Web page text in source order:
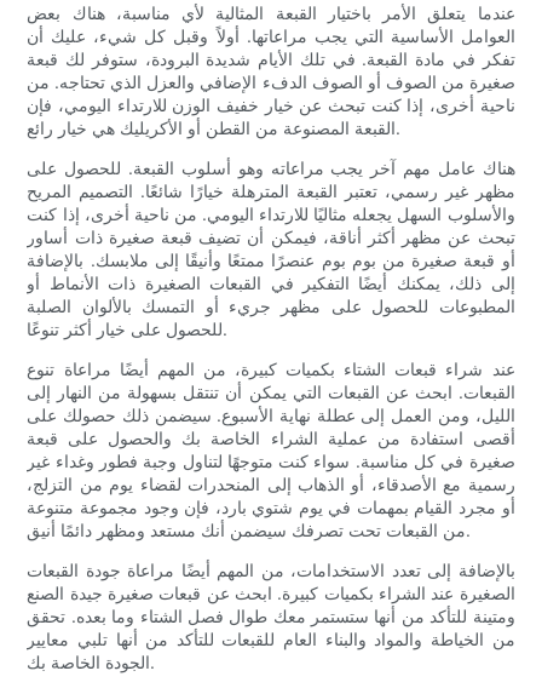
عندما يتعلق الأمر باختيار القبعة المثالية لأي مناسبة، هناك بعض
العوامل الأساسية التي يجب مراعاتها. أولاً وقبل كل شيء، عليك أن
تفكر في مادة القبعة. في تلك الأيام شديدة البرودة، ستوفر لك قبعة
صغيرة من الصوف أو الصوف الدفء الإضافي والعزل الذي تحتاجه. من
ناحية أخرى، إذا كنت تبحث عن خيار خفيف الوزن للارتداء اليومي، فإن
القبعة المصنوعة من القطن أو الأكريليك هي خيار رائع.
هناك عامل مهم آخر يجب مراعاته وهو أسلوب القبعة. للحصول على
مظهر غير رسمي، تعتبر القبعة المترهلة خيارًا شائعًا. التصميم المريح
والأسلوب السهل يجعله مثاليًا للارتداء اليومي. من ناحية أخرى، إذا كنت
تبحث عن مظهر أكثر أناقة، فيمكن أن تضيف قبعة صغيرة ذات أساور
أو قبعة صغيرة من بوم بوم عنصرًا ممتعًا وأنيقًا إلى ملابسك. بالإضافة
إلى ذلك، يمكنك أيضًا التفكير في القبعات الصغيرة ذات الأنماط أو
المطبوعات للحصول على مظهر جريء أو التمسك بالألوان الصلبة
للحصول على خيار أكثر تنوعًا.
عند شراء قبعات الشتاء بكميات كبيرة، من المهم أيضًا مراعاة تنوع
القبعات. ابحث عن القبعات التي يمكن أن تنتقل بسهولة من النهار إلى
الليل، ومن العمل إلى عطلة نهاية الأسبوع. سيضمن ذلك حصولك على
أقصى استفادة من عملية الشراء الخاصة بك والحصول على قبعة
صغيرة في كل مناسبة. سواء كنت متوجهًا لتناول وجبة فطور وغداء غير
رسمية مع الأصدقاء، أو الذهاب إلى المنحدرات لقضاء يوم من التزلج،
أو مجرد القيام بمهمات في يوم شتوي بارد، فإن وجود مجموعة متنوعة
من القبعات تحت تصرفك سيضمن أنك مستعد ومظهر دائمًا أنيق.
بالإضافة إلى تعدد الاستخدامات، من المهم أيضًا مراعاة جودة القبعات
الصغيرة عند الشراء بكميات كبيرة. ابحث عن قبعات صغيرة جيدة الصنع
ومتينة للتأكد من أنها ستستمر معك طوال فصل الشتاء وما بعده. تحقق
من الخياطة والمواد والبناء العام للقبعات للتأكد من أنها تلبي معايير
الجودة الخاصة بك.